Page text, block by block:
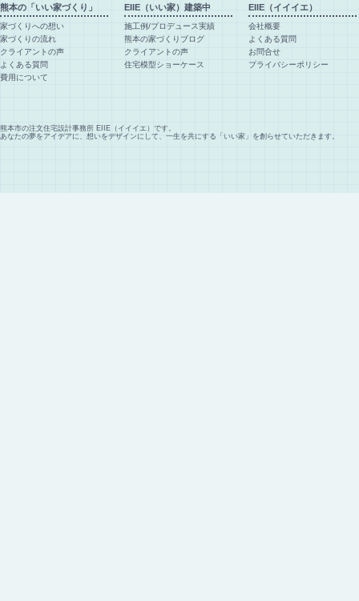
熊本の「いい家づくり」
家づくりへの想い
家づくりの流れ
クライアントの声
よくある質問
費用について
EIIE（いい家）建築中
施工例/プロデュース実績
熊本の家づくりブログ
クライアントの声
住宅模型ショーケース
EIIE（イイイエ）
会社概要
よくある質問
お問合せ
プライバシーポリシー
熊本市の注文住宅設計事務所 EIIE（イイイエ）です。
あなたの夢をアイデアに、想いをデザインにして、一生を共にする「いい家」を創らせていただきます。